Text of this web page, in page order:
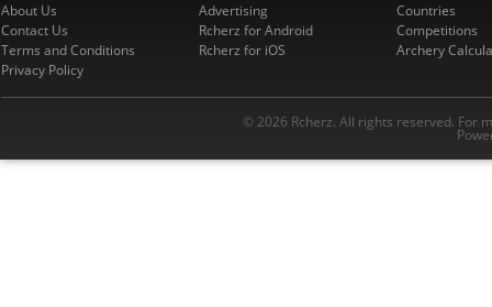
About Us
Contact Us
Terms and Conditions
Privacy Policy
Advertising
Rcherz for Android
Rcherz for iOS
Countries
Competitions
Archery
© 2026 Rcherz. All rights reserved. For